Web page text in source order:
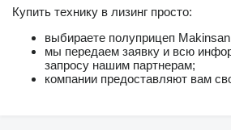
Купить технику в лизинг просто:
выбираете полуприцеп
мы передаем заявку и всю
запросу нашим партнерам;
компании предоставляют вам